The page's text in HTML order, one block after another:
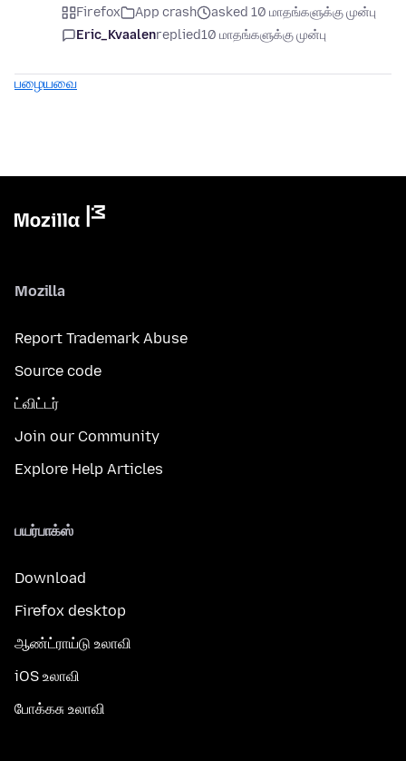
Firefox App crash
asked 10 மாதங்களுக்கு முன்பு
Eric_Kvaalenreplied10 மாதங்களுக்கு முன்பு
பழையவை
Mozilla
Report Trademark Abuse
Source code
ட்விட்டர்
Join our Community
Explore Help Articles
பயர்பாக்ஸ்
Download
Firefox desktop
ஆண்ட்ராய்டு உலாவி
iOS உலாவி
போக்கசு உலாவி